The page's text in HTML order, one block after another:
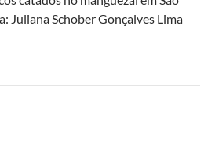
Juliana Schober Gonçalves Lima